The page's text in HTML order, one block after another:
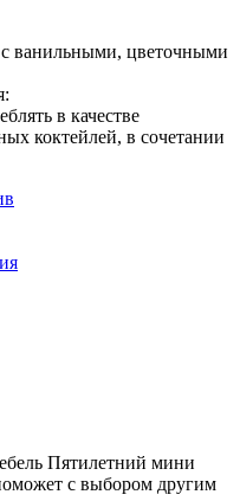
ванильными, цветочными
в качестве
коктейлей, в сочетании
Пятилетний мини
с выбором другим